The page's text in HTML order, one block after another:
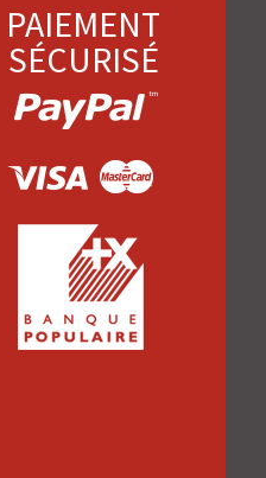
PAIEMENT
SÉCURISÉ